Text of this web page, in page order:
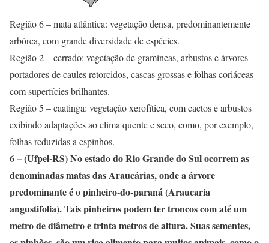
Região 6 – mata atlântica: vegetação densa, predominantemente
arbórea, com grande diversidade de espécies.
Região 2 – cerrado: vegetação de gramíneas, arbustos e árvores
portadores de caules retorcidos, cascas grossas e folhas coriáceas
com superfícies brilhantes.
Região 5 – caatinga: vegetação xerofítica, com cactos e arbustos
exibindo adaptações ao clima quente e seco, como, por exemplo,
folhas reduzidas a espinhos.
6 – (Ufpel-RS) No estado do Rio Grande do Sul ocorrem as
denominadas matas das Araucárias, onde a árvore
predominante é o pinheiro-do-paraná (Araucaria
angustifolia). Tais pinheiros podem ter troncos com até um
metro de diâmetro e trinta metros de altura. Suas sementes,